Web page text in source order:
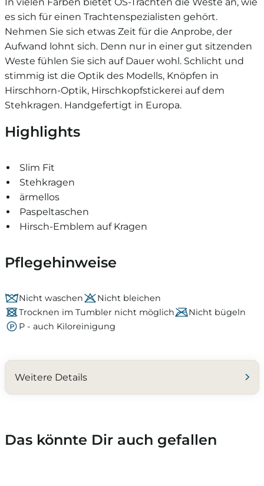
es sich für einen Trachtenspezialisten gehört.
Nehmen Sie sich etwas Zeit für die Anprobe, der
Aufwand lohnt sich. Denn nur in einer gut sitzenden
Weste fühlen Sie sich auf Dauer wohl. Schlicht und
stimmig ist die Optik des Modells, Knöpfen in
Hirschhorn-Optik, Hirschkopfstickerei auf dem
Stehkragen. Handgefertigt in Europa.
Highlights
Slim Fit
Stehkragen
ärmellos
Paspeltaschen
Hirsch-Emblem auf Kragen
Pflegehinweise
Nicht waschen
Nicht bleichen
Trocknen im Tumbler nicht möglich
Nicht bügeln
P - auch Kiloreinigung
Weitere Details
Das könnte Dir auch gefallen